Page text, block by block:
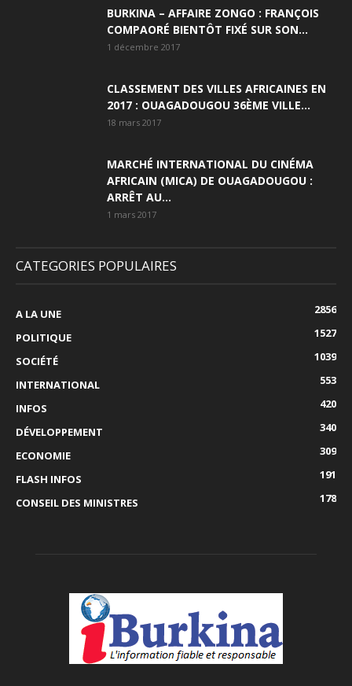
BURKINA – AFFAIRE ZONGO : FRANÇOIS
COMPAORÉ BIENTÔT FIXÉ SUR SON...
1 décembre 2017
CLASSEMENT DES VILLES AFRICAINES EN
2017 : OUAGADOUGOU 36ÈME VILLE...
18 mars 2017
MARCHÉ INTERNATIONAL DU CINÉMA
AFRICAIN (MICA) DE OUAGADOUGOU :
ARRÊT AU...
1 mars 2017
CATEGORIES POPULAIRES
A LA UNE
2856
POLITIQUE
1527
SOCIÉTÉ
1039
INTERNATIONAL
553
INFOS
420
DÉVELOPPEMENT
340
ECONOMIE
309
FLASH INFOS
191
CONSEIL DES MINISTRES
178